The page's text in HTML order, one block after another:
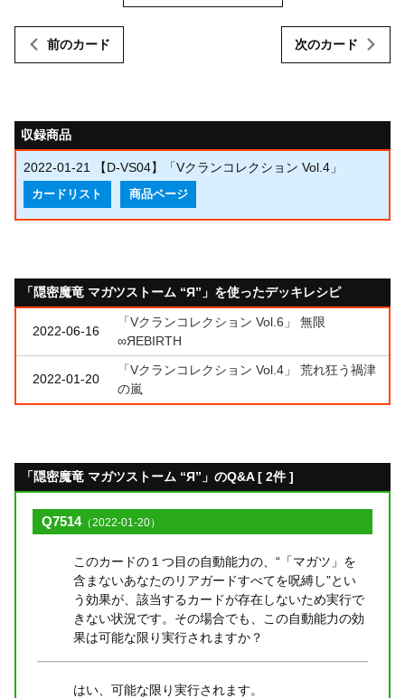
前のカード 次のカード
収録商品
2022-01-21 【D-VS04】「Vクランコレクション Vol.4」
カードリスト 商品ページ
「隠密魔竜 マガツストーム “Я”」を使ったデッキレシピ
2022-06-16
「Vクランコレクション Vol.6」 無限
∞ЯEBIRTH
2022-01-20
「Vクランコレクション Vol.4」 荒れ狂う禍津
の嵐
「隠密魔竜 マガツストーム “Я”」のQ&A [ 2件 ]
Q7514（2022-01-20）
このカードの１つ目の自動能力の、“「マガツ」を
含まないあなたのリアガードすべてを呪縛し”とい
う効果が、該当するカードが存在しないため実行で
きない状況です。その場合でも、この自動能力の効
果は可能な限り実行されますか？
はい、可能な限り実行されます。